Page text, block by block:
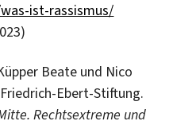
ist-rassismus/
Beate und Nico
Ebert-Stiftung.
Rechtsextreme und